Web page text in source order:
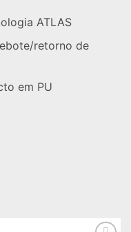
ATLAS
retorno de
em PU